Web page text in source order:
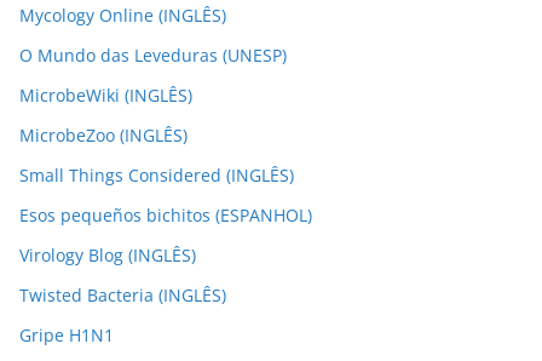
Mycology Online (INGLÊS)
O Mundo das Leveduras (UNESP)
MicrobeWiki (INGLÊS)
MicrobeZoo (INGLÊS)
Small Things Considered (INGLÊS)
Esos pequeños bichitos (ESPANHOL)
Virology Blog (INGLÊS)
Twisted Bacteria (INGLÊS)
Gripe H1N1